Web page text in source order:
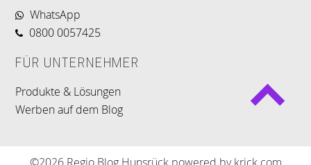
WhatsApp
0800 0057425
FÜR UNTERNEHMER
Produkte & Lösungen
Werben auf dem Blog